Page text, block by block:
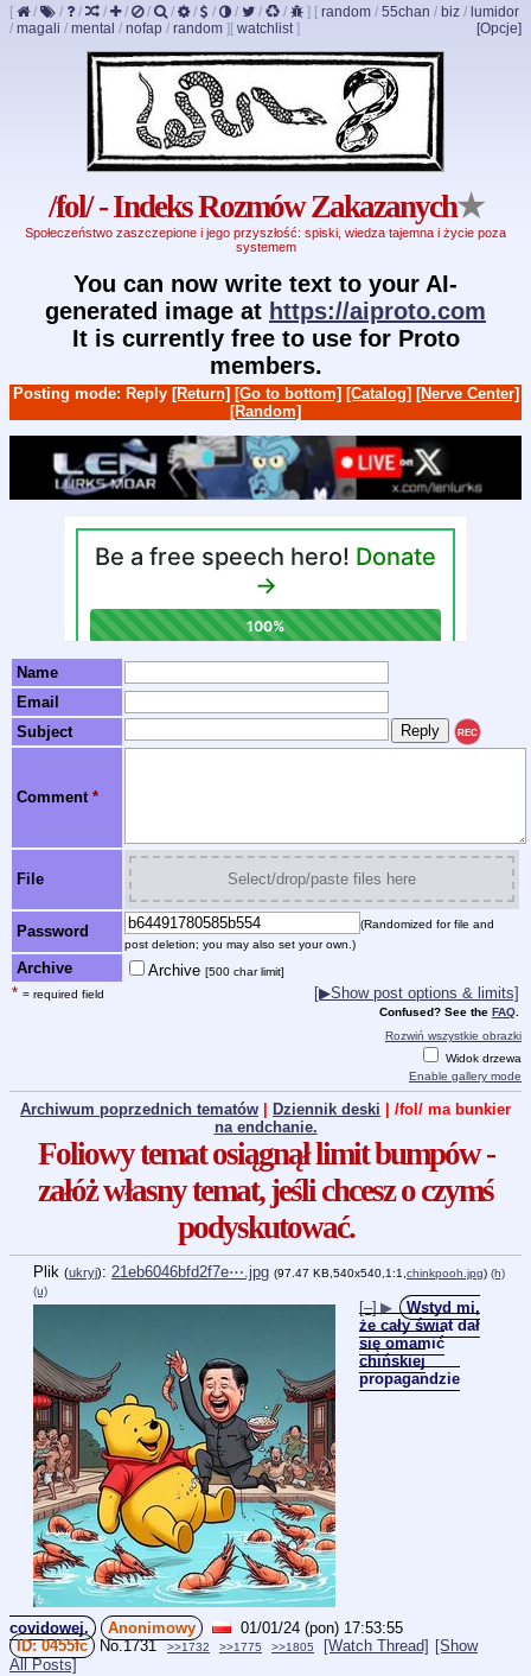
[ / / / / / / / / / / / / ] [ random / 55chan / biz / lumidor
/ magali / mental / nofap / random ] [Opcje]
[ watchlist]
/fol/ - Indeks Rozmów Zakazanych★
Społeczeństwo zaszczepione i jego przyszłość: spiski, wiedza tajemna i życie poza
systemem
You can now write text to your AI-
generated image at https://aiproto.com
It is currently free to use for Proto
members.
Posting mode: Reply [Return] [Go to bottom] [Catalog] [Nerve Center]
[Random]
Name
Email
Subject
REC
Comment *
File Select/drop/paste files here
Password
(Randomized for file and
post deletion; you may also set your own.)
Archive Archive [500 char limit]
* = required field [▶Show post options & limits]
Confused? See the FAQ
Rozwiń wszystkie obrazki
Widok drzewa
Enable gallery mode
Archiwum poprzednich tematów Dziennik deski | /fol/ ma bunkier
na endchanie.
Foliowy temat osiągnął limit bumpów -
załóż własny temat, jeśli chcesz o czymś
podyskutować.
Plik (ukryj): 21eb6046bfd2f7e⋯.jpg (97.47 KB,540x540,1:1,chinkpooh.jpg) (h)
(u)
[–] ▶
Wstyd mi,
że cały świat dał
się omamić
chińskiej
propagandzie
covidowej. Anonimowy
01/01/24 (pon) 17:53:55
0455fc
No.1731 >>1732 >>1775 >>1805 [Watch Thread] [Show
All Posts]